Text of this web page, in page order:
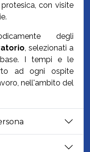
con visite
degli
, selezionati a
I tempi e le
ad ogni ospite
nell'ambito del